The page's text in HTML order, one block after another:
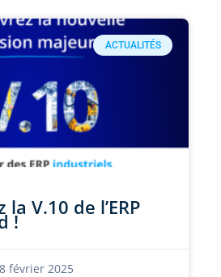
ACTUALITÉS
V.10 de l’ERP
!
février 2025